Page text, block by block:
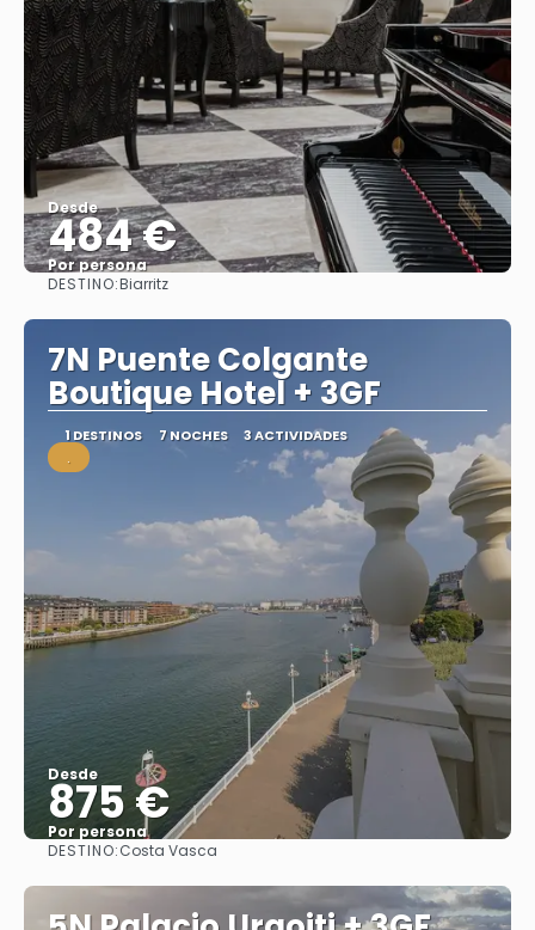
Desde
484 €
Por persona
DESTINO:Biarritz
7N Puente Colgante
Boutique Hotel + 3GF
1 DESTINOS 7 NOCHES 3 ACTIVIDADES
.
Desde
875 €
Por persona
DESTINO:Costa Vasca